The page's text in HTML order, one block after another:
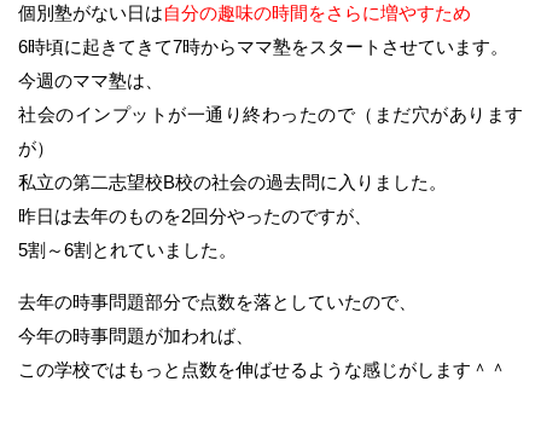
個別塾がない日は自分の趣味の時間をさらに増やすため
6時頃に起きてきて7時からママ塾をスタートさせています。
今週のママ塾は、
社会のインプットが一通り終わったので（まだ穴があります
が）
私立の第二志望校B校の社会の過去問に入りました。
昨日は去年のものを2回分やったのですが、
5割～6割とれていました。
去年の時事問題部分で点数を落としていたので、
今年の時事問題が加われば、
この学校ではもっと点数を伸ばせるような感じがします＾＾